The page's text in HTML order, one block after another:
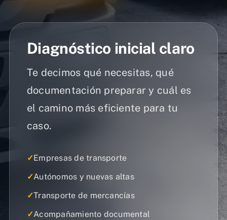
Diagnóstico inicial claro
Te decimos qué necesitas, qué
documentación preparar y cuál es
el camino más eficiente para tu
caso.
✓Empresas de transporte
✓Autónomos y nuevas altas
✓Transporte de mercancías
✓Acompañamiento documental